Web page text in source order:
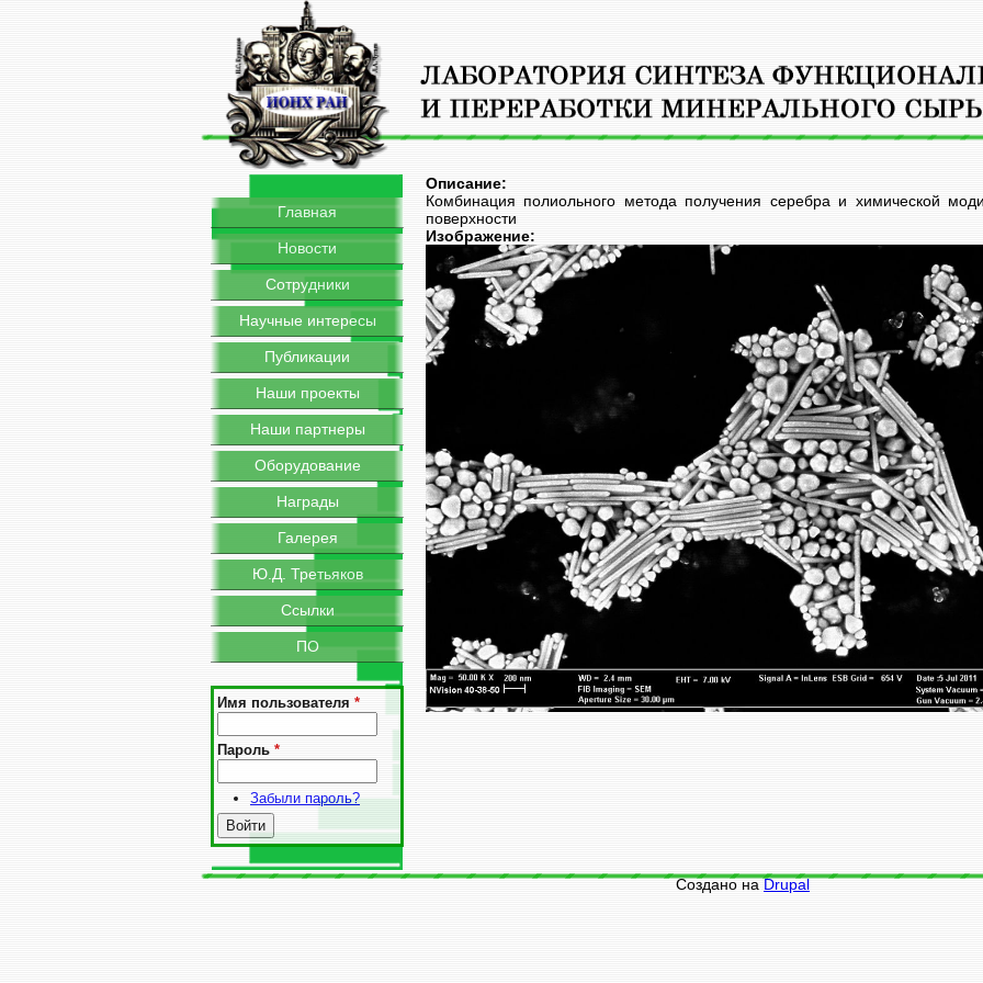
Описание:
Комбинация полиольного метода получения серебра и химической
поверхности
Изображение:
Главная
Новости
Сотрудники
Научные интересы
Публикации
Наши проекты
Наши партнеры
Оборудование
Награды
Галерея
Ю.Д. Третьяков
Ссылки
ПО
Имя пользователя *
Пароль *
Забыли пароль?
Создано наDrupal